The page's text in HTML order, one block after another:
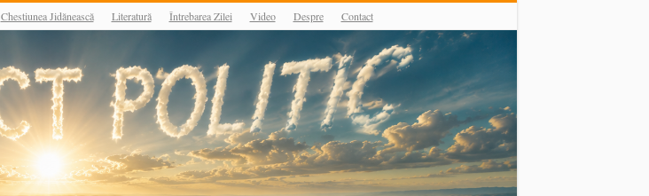
Chestiunea Jidănească Literatură Întrebarea Zilei Video Despre Contact